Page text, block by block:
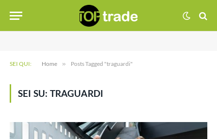
SEI QUI: Home » Posts Tagged "traguardi"
SEI SU: TRAGUARDI